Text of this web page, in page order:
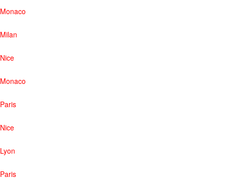
Monaco
Milan
Nice
Monaco
Paris
Nice
Lyon
Paris